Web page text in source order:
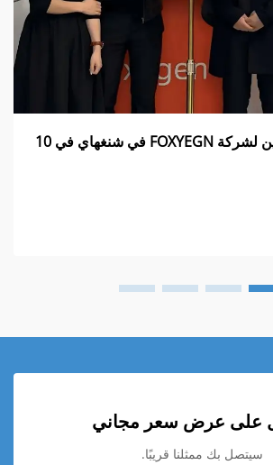
زيارة عملاء كوريين لشركة FOXYEGN في شنغهاي في 10
على عرض سعر مجاني
سيتصل بك ممثلنا قريبًا.